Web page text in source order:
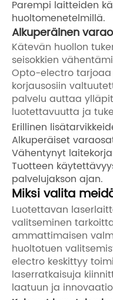
Parempi laitteiden
huoltomenetelmillä.
Alkuperäinen
Kätevän huollon
seisokkien
Opto-electro
korjausosiin
palvelu auttaa
luotettavuutta ja
Erillinen
Alkuperäiset
Vähentynyt
Tuotteen
palvelujakson ajan.
Miksi valita
Luotettavan
valitseminen
ammattimaisen
huoltotuen
electro keskittyy
laserratkaisuja
laatuun ja